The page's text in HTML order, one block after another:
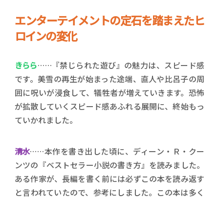
エンターテイメントの定石を踏まえたヒ
ロインの変化
きらら……『禁じられた遊び』の魅力は、スピード感
です。美雪の再生が始まった途端、直人や比呂子の周
囲に呪いが浸食して、犠牲者が増えていきます。恐怖
が拡散していくスピード感あふれる展開に、終始もっ
ていかれました。
清水……本作を書き出した頃に、ディーン・Ｒ・クー
ンツの『ベストセラー小説の書き方』を読みました。
ある作家が、長編を書く前には必ずこの本を読み返す
と言われていたので、参考にしました。この本は多く